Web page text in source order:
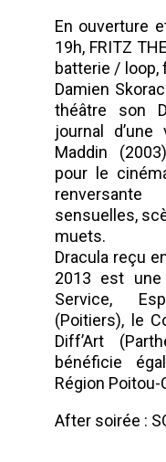
En ouverture
19h, FRITZ
batterie / loop,
Damien
théâtre son
journal
Maddin
pour le
sensuelles,
muets.
Dracula reçu
2013 est une
Service,
(Poitiers), le
Diff’Art
bénéficie
Région Poitou-
After soirée :